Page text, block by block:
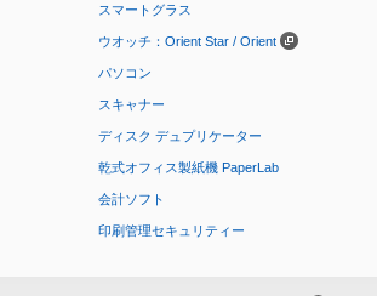
スマートグラス
ウオッチ：Orient Star / Orient
パソコン
スキャナー
ディスク デュプリケーター
乾式オフィス製紙機 PaperLab
会計ソフト
印刷管理セキュリティー